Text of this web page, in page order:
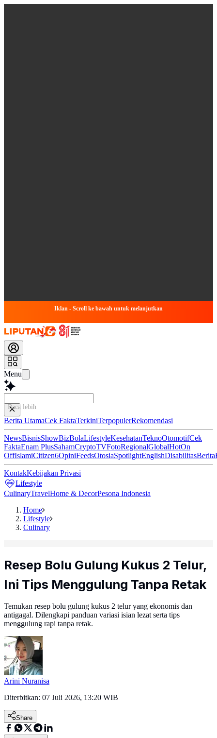
Iklan - Scroll ke bawah untuk melanjutkan
Menu
Baca lebih cepat...
Berita UtamaCek FaktaTerkiniTerpopulerRekomendasi
NewsBisnisShowBizBolaLifestyleKesehatanTeknoOtomotifCek
FaktaEnam PlusSahamCryptoTVFotoRegionalGlobalHotOn
OffIslamiCitizen6OpiniFeedsOtosiaSpotlightEnglishDisabilitasBerita
KontakKebijakan Privasi
Lifestyle
CulinaryTravelHome & DecorPesona Indonesia
Home
Lifestyle
Culinary
Resep Bolu Gulung Kukus 2 Telur,
Ini Tips Menggulung Tanpa Retak
Temukan resep bolu gulung kukus 2 telur yang ekonomis dan
antigagal. Dilengkapi panduan variasi isian lezat serta tips
menggulung rapi tanpa retak.
Arini Nuranisa
Diterbitkan: 07 Juli 2026, 13:20 WIB
Share